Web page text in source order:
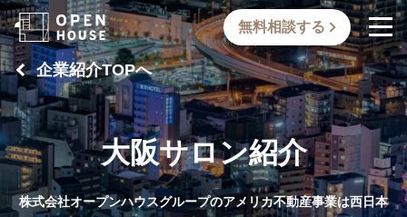
無料相談する
企業紹介TOPへ
大阪サロン紹介
株式会社オープンハウスグループのアメリカ不動産事業は西日本